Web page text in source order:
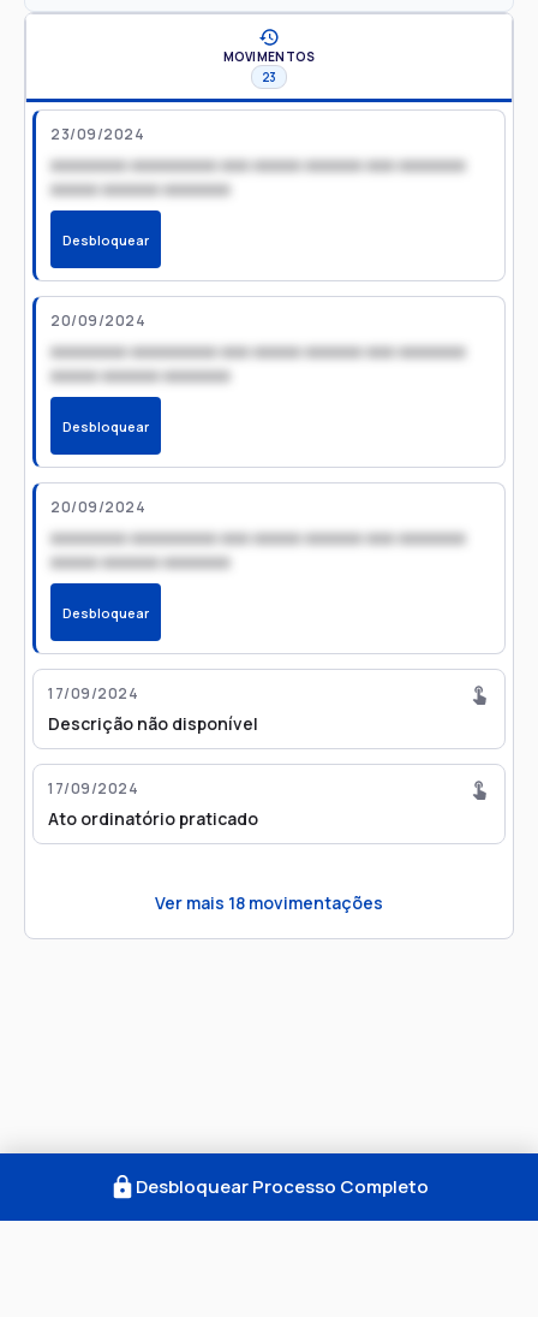
MOVIMENTOS
23
23/09/2024
xxxxxxxx xxxxxxxxx xxx xxxxx xxxxxx xxx xxxxxxx
xxxxx xxxxxx xxxxxxx
Desbloquear
20/09/2024
xxxxxxxx xxxxxxxxx xxx xxxxx xxxxxx xxx xxxxxxx
xxxxx xxxxxx xxxxxxx
Desbloquear
20/09/2024
xxxxxxxx xxxxxxxxx xxx xxxxx xxxxxx xxx xxxxxxx
xxxxx xxxxxx xxxxxxx
Desbloquear
17/09/2024
Descrição não disponível
17/09/2024
Ato ordinatório praticado
Ver mais 18 movimentações
Desbloquear Processo Completo